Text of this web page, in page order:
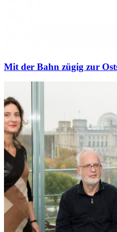
Mit der Bahn zügig zur